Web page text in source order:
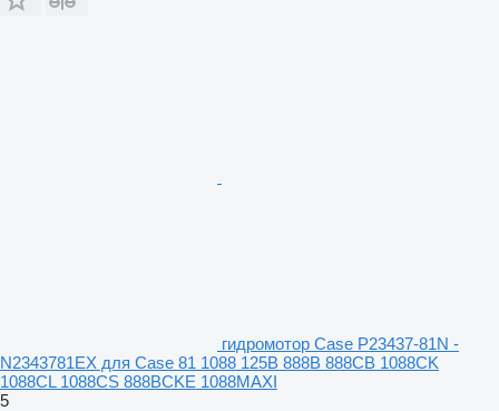
гидромотор Case P23437-81N -
N2343781EX для Case 81 1088 125B 888B 888CB 1088CK
1088CL 1088CS 888BCKE 1088MAXI
5